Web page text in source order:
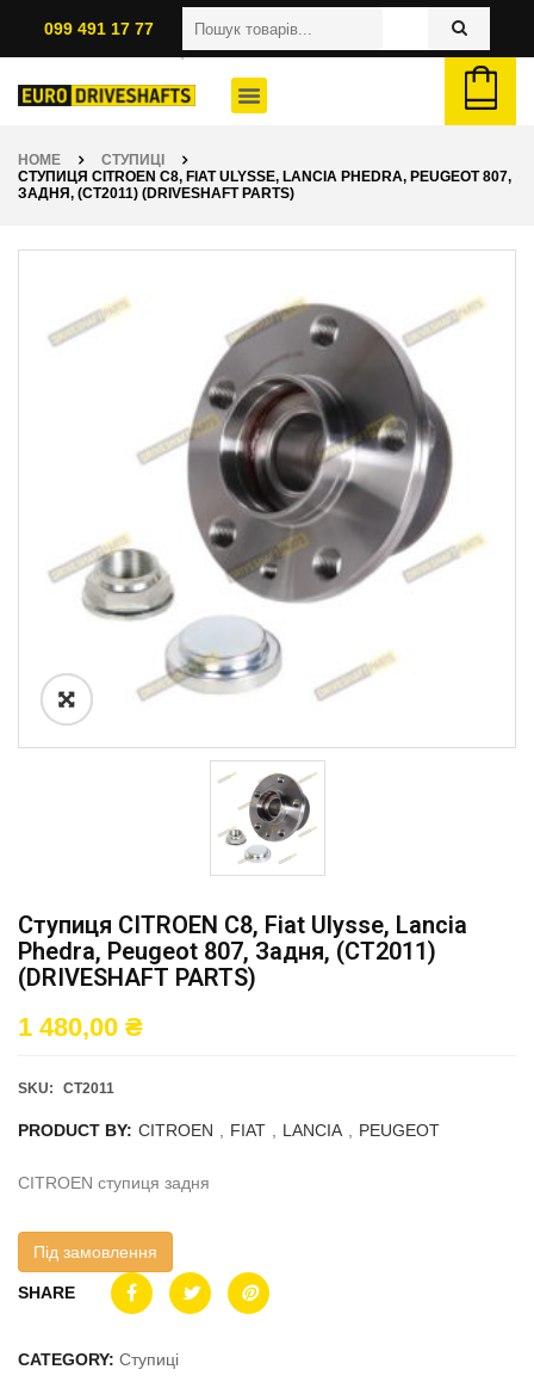
099 491 17 77
HOME
СТУПИЦІ
СТУПИЦЯ CITROEN C8, FIAT ULYSSE, LANCIA PHEDRA, PEUGEOT 807,
ЗАДНЯ, (CT2011) (DRIVESHAFT PARTS)
Ступиця CITROEN C8, Fiat Ulysse, Lancia
Phedra, Peugeot 807, Задня, (CT2011)
(DRIVESHAFT PARTS)
1 480,00 ₴
SKU: CT2011
PRODUCT BY: CITROEN FIAT LANCIA PEUGEOT
CITROEN ступиця задня
Під замовлення
SHARE
CATEGORY: Ступиці